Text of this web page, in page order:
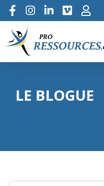
LE BLOGUE